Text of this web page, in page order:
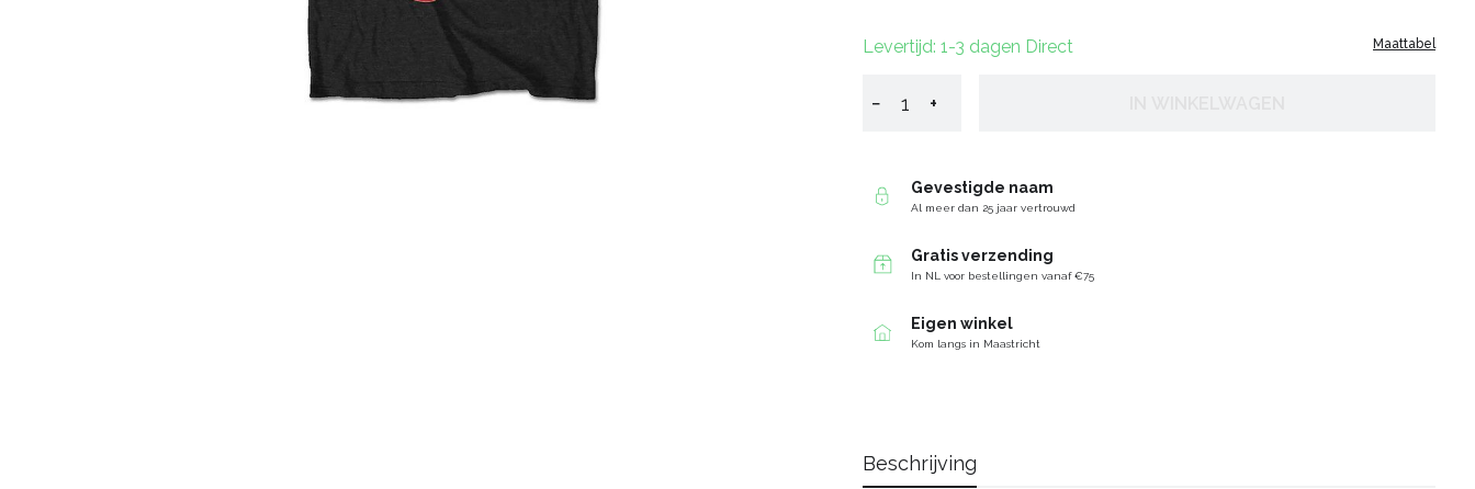
Maattabel
Levertijd: 1-3 dagen Direct
− +
Gevestigde naam
Al meer dan 25 jaar vertrouwd
Gratis verzending
In NL voor bestellingen vanaf €75
Eigen winkel
Kom langs in Maastricht
Beschrijving